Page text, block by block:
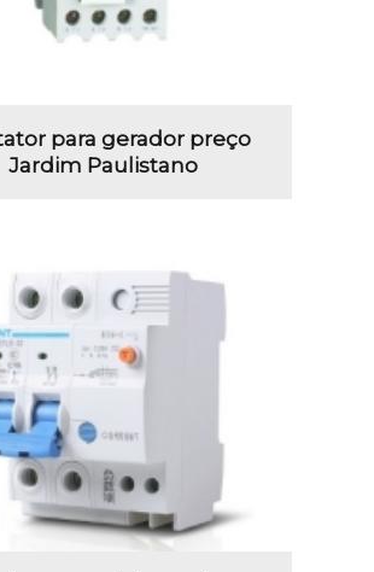
para gerador preço
Jardim Paulistano